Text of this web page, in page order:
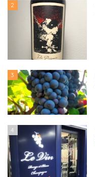
2
3
4